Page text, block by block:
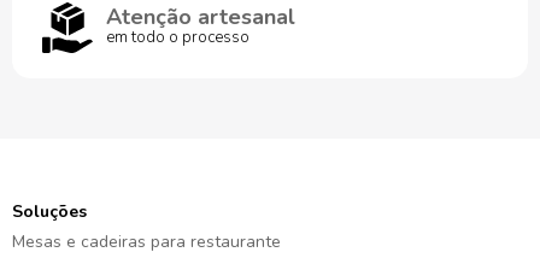
Atenção artesanal
em todo o processo
Soluções
Mesas e cadeiras para restaurante